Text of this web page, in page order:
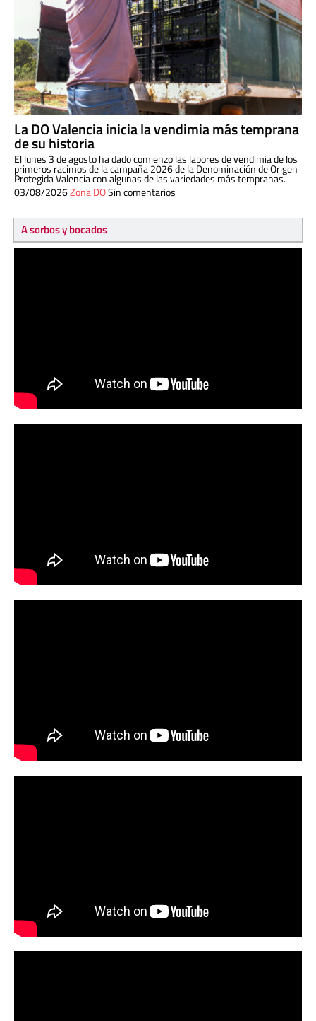
La DO Valencia inicia la vendimia más temprana
de su historia
El lunes 3 de agosto ha dado comienzo las labores de vendimia de los
primeros racimos de la campaña 2026 de la Denominación de Origen
Protegida Valencia con algunas de las variedades más tempranas.
03/08/2026Zona DOSin comentarios
A sorbos y bocados